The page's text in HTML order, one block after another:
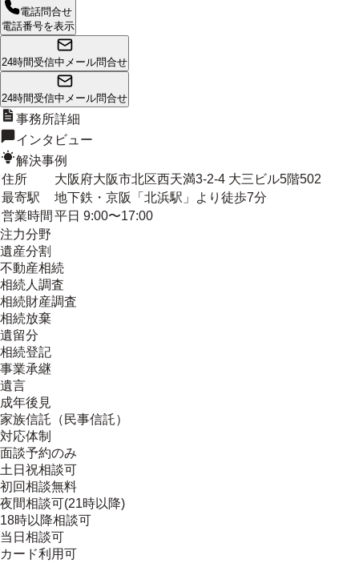
電話問合せ
電話番号を表示
24時間受信中 メール問合せ
24時間受信中 メール問合せ
事務所詳細
インタビュー
解決事例
住所
大阪府大阪市北区西天満3-2-4 大三ビル5階502
最寄駅
地下鉄・京阪「北浜駅」より徒歩7分
営業時間 平日 9:00〜17:00
注力分野
遺産分割
不動産相続
相続人調査
相続財産調査
相続放棄
遺留分
相続登記
事業承継
遺言
成年後見
家族信託（民事信託）
対応体制
面談予約のみ
土日祝相談可
初回相談無料
夜間相談可(21時以降)
18時以降相談可
当日相談可
カード利用可